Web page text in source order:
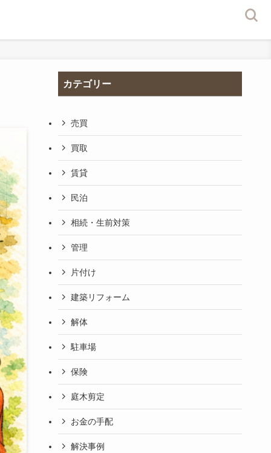
カテゴリー
売買
買取
賃貸
民泊
相続・生前対策
管理
片付け
建築リフォーム
解体
駐車場
保険
庭木剪定
お金の手配
解決事例